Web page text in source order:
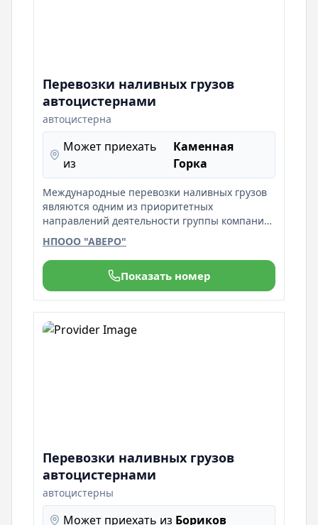
Перевозки наливных грузов
автоцистернами
автоцистерна
Может приехать
из
Каменная
Горка
Международные перевозки наливных грузов
являются одним из приоритетных
направлений деятельности группы компании
Haarmann. Доста а осуществляется одно- и
многосекционными автоцистернами
НПООО "АВЕРО"
Показать номер
Перевозки наливных грузов
автоцистернами
автоцистерны
Может приехать из Бориков